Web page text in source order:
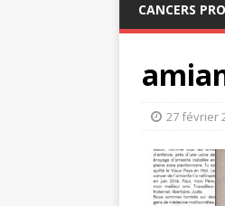
CANCERS
27 février